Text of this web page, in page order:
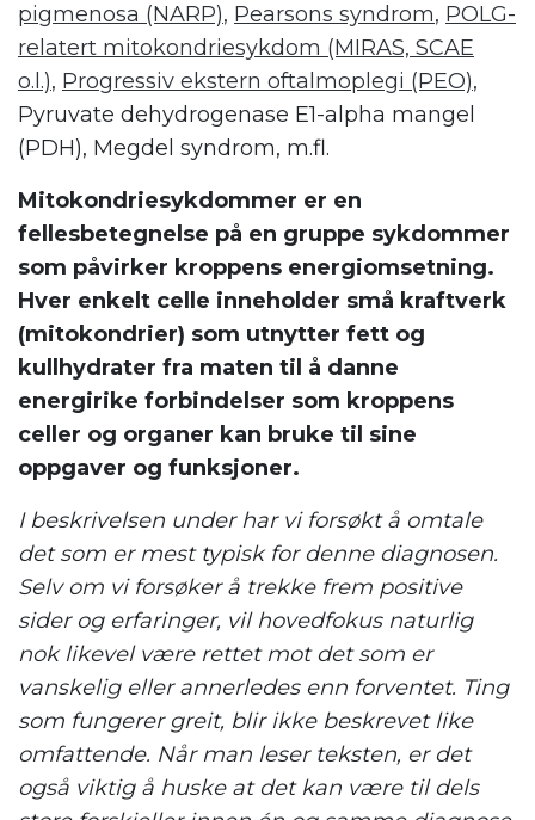
pigmenosa (NARP), Pearsons syndrom, POLG-
relatert mitokondriesykdom (MIRAS, SCAE
o.l.), Progressiv ekstern oftalmoplegi (PEO),
Pyruvate dehydrogenase E1-alpha mangel
(PDH), Megdel syndrom, m.fl.
Mitokondriesykdommer er en
fellesbetegnelse på en gruppe sykdommer
som påvirker kroppens energiomsetning.
Hver enkelt celle inneholder små kraftverk
(mitokondrier) som utnytter fett og
kullhydrater fra maten til å danne
energirike forbindelser som kroppens
celler og organer kan bruke til sine
oppgaver og funksjoner.
I beskrivelsen under har vi forsøkt å omtale
det som er mest typisk for denne diagnosen.
Selv om vi forsøker å trekke frem positive
sider og erfaringer, vil hovedfokus naturlig
nok likevel være rettet mot det som er
vanskelig eller annerledes enn forventet. Ting
som fungerer greit, blir ikke beskrevet like
omfattende. Når man leser teksten, er det
også viktig å huske at det kan være til dels